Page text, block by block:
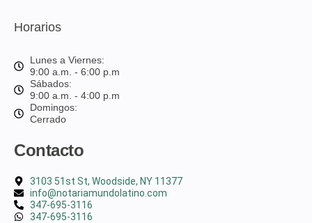
Horarios
Lunes a Viernes:
9:00 a.m. - 6:00 p.m
Sábados:
9:00 a.m. - 4:00 p.m
Domingos:
Cerrado
Contacto
3103 51st St, Woodside, NY 11377
info@notariamundolatino.com
347-695-3116
347-695-3116